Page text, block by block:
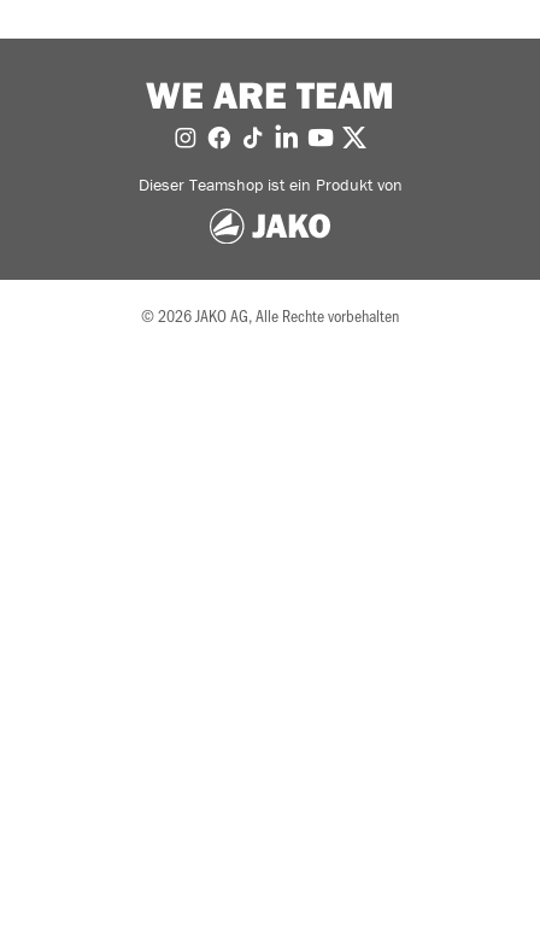
WE ARE TEAM
Dieser Teamshop ist ein Produkt von
© 2026 JAKO AG, Alle Rechte vorbehalten